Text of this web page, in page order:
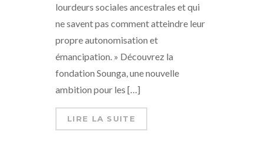
lourdeurs sociales ancestrales et qui
ne savent pas comment atteindre leur
propre autonomisation et
émancipation. » Découvrez la
fondation Sounga, une nouvelle
ambition pour les […]
LIRE LA SUITE